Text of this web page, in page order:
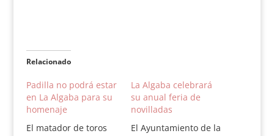
Relacionado
Padilla no podrá estar
en La Algaba para su
homenaje
El matador de toros
La Algaba celebrará
su anual feria de
novilladas
El Ayuntamiento de la